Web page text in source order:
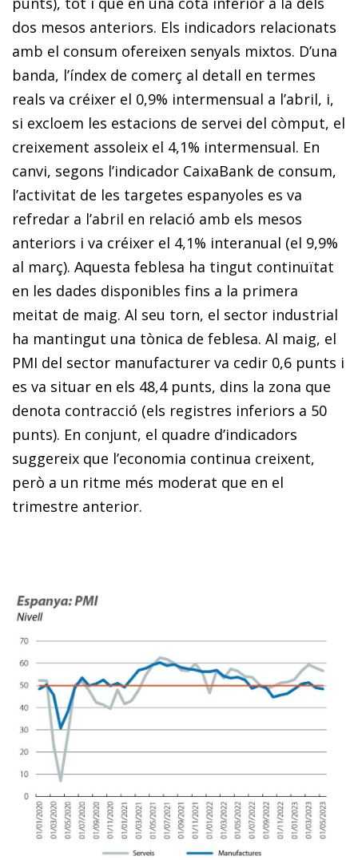
dos mesos anteriors. Els indicadors relacionats
amb el consum ofereixen senyals mixtos. D’una
banda, l’índex de comerç al detall en termes
reals va créixer el 0,9% intermensual a l’abril, i,
si excloem les estacions de servei del còmput, el
creixement assoleix el 4,1% intermensual. En
canvi, segons l’indicador CaixaBank de consum,
l’activitat de les targetes espanyoles es va
refredar a l’abril en relació amb els mesos
anteriors i va créixer el 4,1% interanual (el 9,9%
al març). Aquesta feblesa ha tingut continuïtat
en les dades disponibles fins a la primera
meitat de maig. Al seu torn, el sector industrial
ha mantingut una tònica de feblesa. Al maig, el
PMI del sector manufacturer va cedir 0,6 punts i
es va situar en els 48,4 punts, dins la zona que
denota contracció (els registres inferiors a 50
punts). En conjunt, el quadre d’indicadors
suggereix que l’economia continua creixent,
però a un ritme més moderat que en el
trimestre anterior.